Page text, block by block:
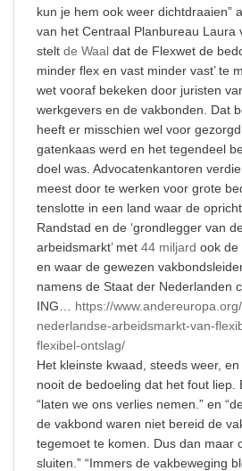
kun je hem ook weer dichtdraaien”
van het Centraal Planbureau Laura
stelt de Waal dat de Flexwet de
minder flex en vast minder vast’ te
wet vooraf bekeken door juristen
werkgevers en de vakbonden. Dat
heeft er misschien wel voor
gatenkaas werd en het tegendeel
doel was. Advocatenkantoren
meest door te werken voor grote
tenslotte in een land waar de
Randstad en de ‘grondlegger van
arbeidsmarkt’ met 44 miljard ook de
en waar de gewezen
namens de Staat der Nederlanden c
ING… https://
nederlandse-arbeidsmarkt-van-
flexibel-ontslag/
Het kleinste kwaad, steeds weer,
nooit de bedoeling dat het fout liep.
“laten we ons verlies nemen.” en
de vakbond waren niet bereid de
tegemoet te komen. Dus dan maar
sluiten.” “Immers de vakbeweging